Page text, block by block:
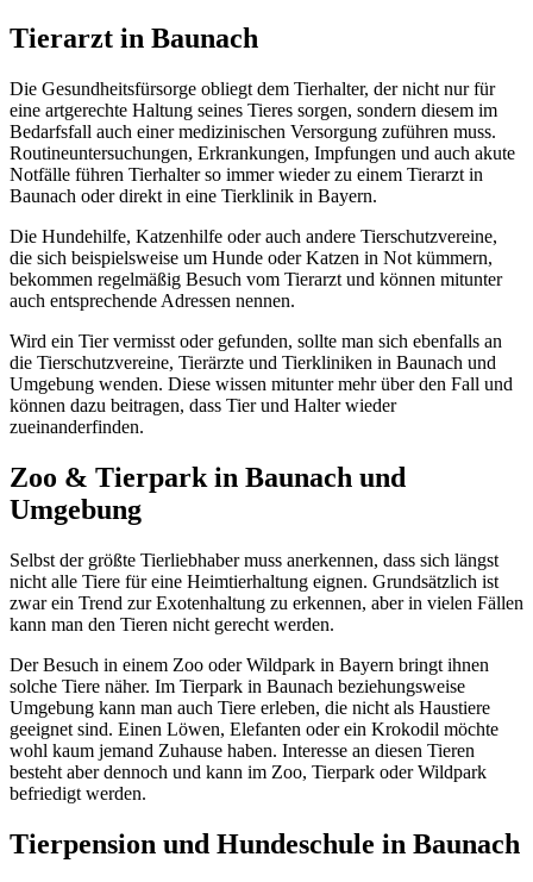
Tierarzt in Baunach
Die Gesundheitsfürsorge obliegt dem Tierhalter, der nicht nur für
eine artgerechte Haltung seines Tieres sorgen, sondern diesem im
Bedarfsfall auch einer medizinischen Versorgung zuführen muss.
Routineuntersuchungen, Erkrankungen, Impfungen und auch akute
Notfälle führen Tierhalter so immer wieder zu einem Tierarzt in
Baunach oder direkt in eine Tierklinik in Bayern.
Die Hundehilfe, Katzenhilfe oder auch andere Tierschutzvereine,
die sich beispielsweise um Hunde oder Katzen in Not kümmern,
bekommen regelmäßig Besuch vom Tierarzt und können mitunter
auch entsprechende Adressen nennen.
Wird ein Tier vermisst oder gefunden, sollte man sich ebenfalls an
die Tierschutzvereine, Tierärzte und Tierkliniken in Baunach und
Umgebung wenden. Diese wissen mitunter mehr über den Fall und
können dazu beitragen, dass Tier und Halter wieder
zueinanderfinden.
Zoo & Tierpark in Baunach und
Umgebung
Selbst der größte Tierliebhaber muss anerkennen, dass sich längst
nicht alle Tiere für eine Heimtierhaltung eignen. Grundsätzlich ist
zwar ein Trend zur Exotenhaltung zu erkennen, aber in vielen Fällen
kann man den Tieren nicht gerecht werden.
Der Besuch in einem Zoo oder Wildpark in Bayern bringt ihnen
solche Tiere näher. Im Tierpark in Baunach beziehungsweise
Umgebung kann man auch Tiere erleben, die nicht als Haustiere
geeignet sind. Einen Löwen, Elefanten oder ein Krokodil möchte
wohl kaum jemand Zuhause haben. Interesse an diesen Tieren
besteht aber dennoch und kann im Zoo, Tierpark oder Wildpark
befriedigt werden.
Tierpension und Hundeschule in Baunach